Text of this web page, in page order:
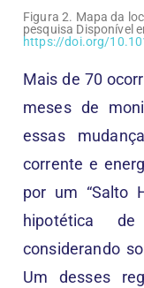
Figura 2. Mapa da
pesquisa Disponível
https://doi.org/
Mais de 70
meses de
essas
corrente e
por um “Salto
hipotética
considerando
Um desses